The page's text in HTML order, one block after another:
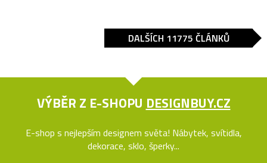
DALŠÍCH 11775 ČLÁNKŮ
VÝBĚR Z E-SHOPU DESIGNBUY.CZ
E-shop s nejlepším designem světa! Nábytek, svítidla,
dekorace, sklo, šperky...